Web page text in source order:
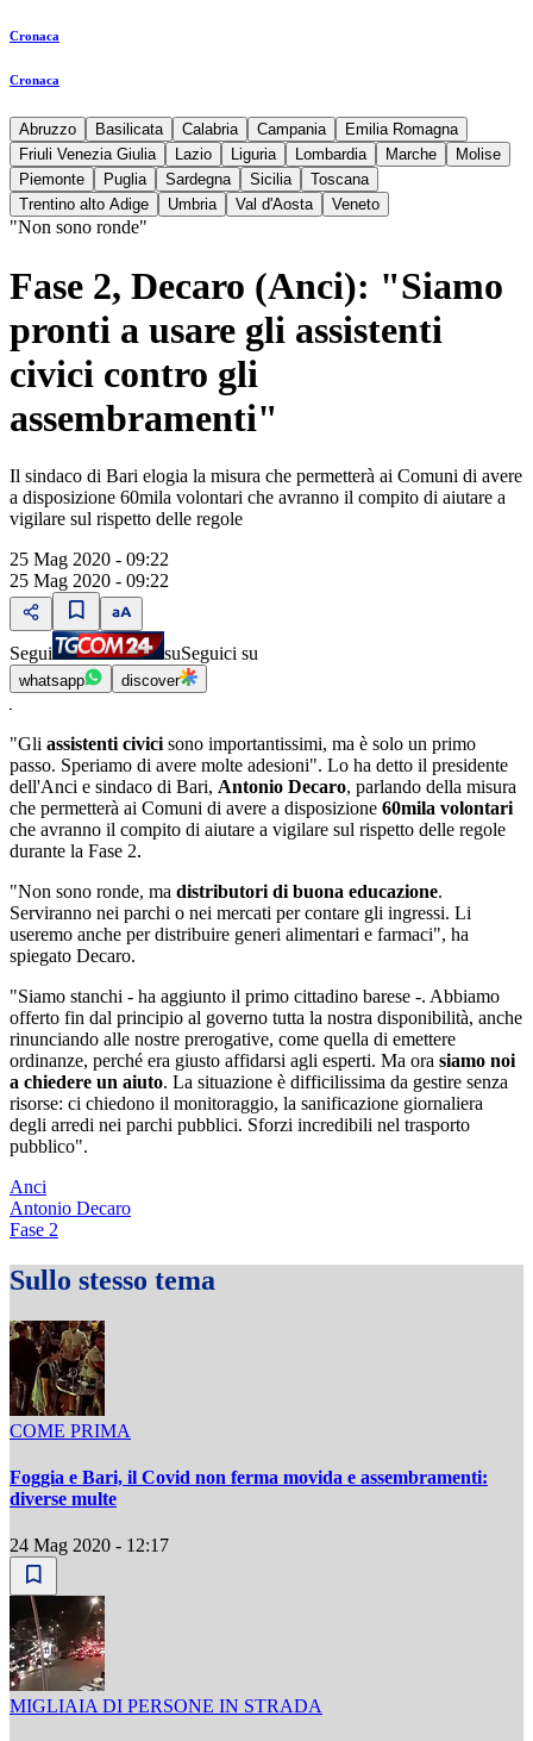
Cronaca
Cronaca
Abruzzo Basilicata Calabria Campania
Emilia Romagna
Friuli Venezia Giulia
Lazio Liguria Lombardia Marche
Molise
Piemonte
Puglia Sardegna Sicilia
Toscana
Trentino alto Adige
Umbria Val d'Aosta Veneto
"Non sono ronde"
Fase 2, Decaro (Anci): "Siamo
pronti a usare gli assistenti
civici contro gli
assembramenti"
Il sindaco di Bari elogia la misura che permetterà ai Comuni di avere
a disposizione 60mila volontari che avranno il compito di aiutare a
vigilare sul rispetto delle regole
25 Mag 2020 - 09:22
25 Mag 2020 - 09:22
Segui suSeguici su
whatsapp discover
"Gli assistenti civici sono importantissimi, ma è solo un primo
passo. Speriamo di avere molte adesioni". Lo ha detto il presidente
dell'Anci e sindaco di Bari, Antonio Decaro, parlando della misura
che permetterà ai Comuni di avere a disposizione 60mila volontari
che avranno il compito di aiutare a vigilare sul rispetto delle regole
durante la Fase 2.
"Non sono ronde, ma distributori di buona educazione.
Serviranno nei parchi o nei mercati per contare gli ingressi. Li
useremo anche per distribuire generi alimentari e farmaci", ha
spiegato Decaro.
"Siamo stanchi - ha aggiunto il primo cittadino barese -. Abbiamo
offerto fin dal principio al governo tutta la nostra disponibilità, anche
rinunciando alle nostre prerogative, come quella di emettere
ordinanze, perché era giusto affidarsi agli esperti. Ma ora siamo noi
a chiedere un aiuto. La situazione è difficilissima da gestire senza
risorse: ci chiedono il monitoraggio, la sanificazione giornaliera
degli arredi nei parchi pubblici. Sforzi incredibili nel trasporto
pubblico".
Anci
Antonio Decaro
Fase 2
Sullo stesso tema
COME PRIMA
Foggia e Bari, il Covid non ferma movida e assembramenti:
diverse multe
24 Mag 2020 - 12:17
MIGLIAIA DI PERSONE IN STRADA